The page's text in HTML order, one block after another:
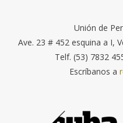
Unión de
Ave. 23 # 452 esquina a I,
Telf. (53) 7832
Escríbanos a